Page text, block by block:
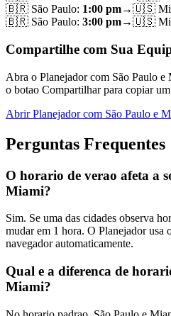
🇧🇷 São Paulo: 1:00 pm→🇺🇸
🇧🇷 São Paulo: 3:00 pm→🇺🇸
Compartilhe com Sua
Abra o Planejador com São Paulo e
o botao Compartilhar para copiar
Abrir Planejador com São Paulo e
Perguntas Frequentes
O horario de verao afeta a
Miami?
Sim. Se uma das cidades observa
mudar em 1 hora. O Planejador usa
navegador automaticamente.
Qual e a diferenca de
Miami?